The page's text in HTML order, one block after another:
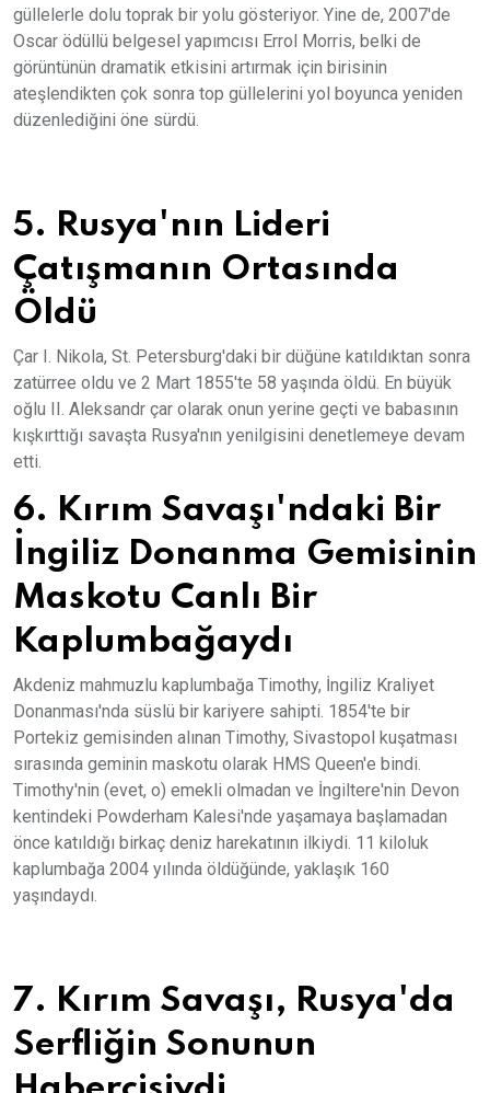
güllelerle dolu toprak bir yolu gösteriyor. Yine de, 2007'de
Oscar ödüllü belgesel yapımcısı Errol Morris, belki de
görüntünün dramatik etkisini artırmak için birisinin
ateşlendikten çok sonra top güllelerini yol boyunca yeniden
düzenlediğini öne sürdü.
5. Rusya'nın Lideri
Çatışmanın Ortasında
Öldü
Çar I. Nikola, St. Petersburg'daki bir düğüne katıldıktan sonra
zatürree oldu ve 2 Mart 1855'te 58 yaşında öldü. En büyük
oğlu II. Aleksandr çar olarak onun yerine geçti ve babasının
kışkırttığı savaşta Rusya'nın yenilgisini denetlemeye devam
etti.
6. Kırım Savaşı'ndaki Bir
İngiliz Donanma Gemisinin
Maskotu Canlı Bir
Kaplumbağaydı
Akdeniz mahmuzlu kaplumbağa Timothy, İngiliz Kraliyet
Donanması'nda süslü bir kariyere sahipti. 1854'te bir
Portekiz gemisinden alınan Timothy, Sivastopol kuşatması
sırasında geminin maskotu olarak HMS Queen'e bindi.
Timothy'nin (evet, o) emekli olmadan ve İngiltere'nin Devon
kentindeki Powderham Kalesi'nde yaşamaya başlamadan
önce katıldığı birkaç deniz harekatının ilkiydi. 11 kiloluk
kaplumbağa 2004 yılında öldüğünde, yaklaşık 160
yaşındaydı.
7. Kırım Savaşı, Rusya'da
Serfliğin Sonunun